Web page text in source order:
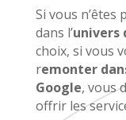
Si vous n’êtes
dans l’univers
choix, si vous
remonter
Google, vous
offrir les